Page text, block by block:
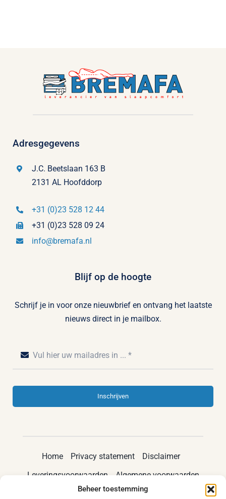
Beheer toestemming
Adresgegevens
J.C. Beetslaan 163 B
2131 AL Hoofddorp
+31 (0)23 528 12 44
+31 (0)23 528 09 24
info@bremafa.nl
Blijf op de hoogte
Schrijf je in voor onze nieuwbrief en ontvang het laatste
nieuws direct in je mailbox.
Inschrijven
Home Privacy statement
Disclaimer
Leveringsvoorwaarden
Algemene voorwaarden
Cookiebeleid (EU)
Contact